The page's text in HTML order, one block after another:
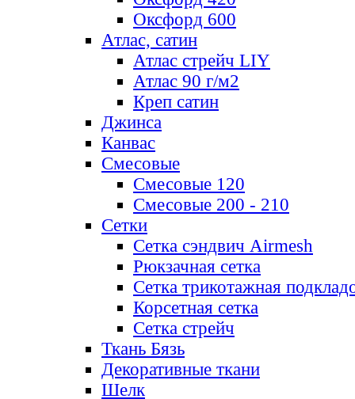
Оксфорд 600
Атлас, сатин
Атлас стрейч LIY
Атлас 90 г/м2
Креп сатин
Джинса
Канвас
Смесовые
Смесовые 120
Смесовые 200 - 210
Сетки
Сетка сэндвич Airmesh
Рюкзачная сетка
Сетка трикотажная
Корсетная сетка
Сетка стрейч
Ткань Бязь
Декоративные ткани
Шелк